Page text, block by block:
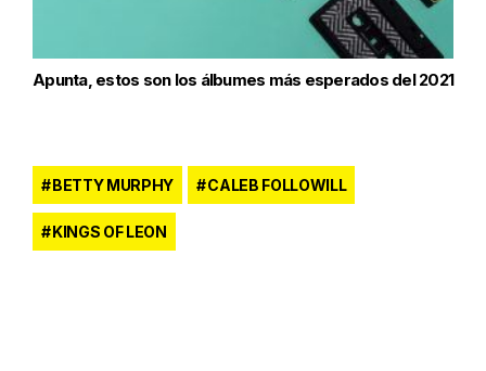
Apunta, estos son los álbumes más esperados del 2021
BETTY MURPHY CALEB FOLLOWILL
KINGS OF LEON